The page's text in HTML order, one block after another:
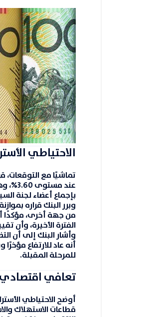
الاحتياطي
تماشيًا مع التوقعات،
عند مستوى3.60% ،
بإجماع أعضاء لجنة
وبرر البنك قراره
من جهة أخرى، مؤكدًا
الفترة الأخيرة،
أنه عاد للارتفاع
للمرحلة المقبلة.
تعافي
أوضح الاحتياطي
قطاعات الاستهلاك